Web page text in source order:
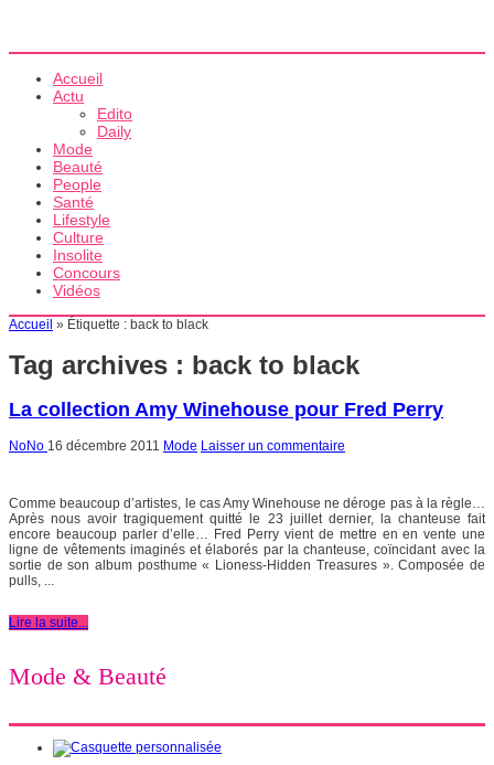
Accueil
Actu
Edito
Daily
Mode
Beauté
People
Santé
Lifestyle
Culture
Insolite
Concours
Vidéos
Accueil » Étiquette : back to black
Tag archives : back to black
La collection Amy Winehouse pour Fred Perry
NoNo 16 décembre 2011 Mode Laisser un commentaire
Comme beaucoup d’artistes, le cas Amy Winehouse ne déroge pas à la règle…
Après nous avoir tragiquement quitté le 23 juillet dernier, la chanteuse fait
encore beaucoup parler d’elle… Fred Perry vient de mettre en en vente une
ligne de vêtements imaginés et élaborés par la chanteuse, coïncidant avec la
sortie de son album posthume « Lioness-Hidden Treasures ». Composée de
pulls, ...
Lire la suite...
Mode & Beauté